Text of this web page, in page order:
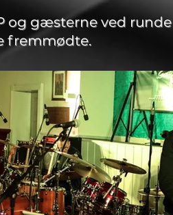
og gæsterne ved
fremmødte.